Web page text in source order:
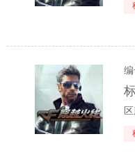
编